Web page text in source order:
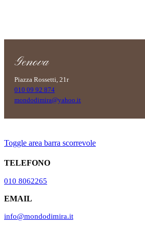
Genova
Piazza Rossetti, 21r
010 09 92 874
mondodimira@yahoo.it
Toggle area barra scorrevole
TELEFONO
010 8062265
EMAIL
info@mondodimira.it